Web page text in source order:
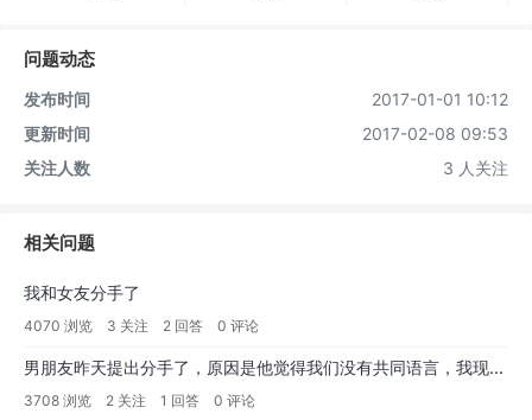
问题动态
发布时间
2017-01-01 10:12
更新时间
2017-02-08 09:53
关注人数
3 人关注
相关问题
我和女友分手了
4070 浏览 3 关注 2 回答 0 评论
男朋友昨天提出分手了，原因是他觉得我们没有共同语言，我现在好痛苦，想要挽留
3708 浏览 2 关注 1 回答 0 评论